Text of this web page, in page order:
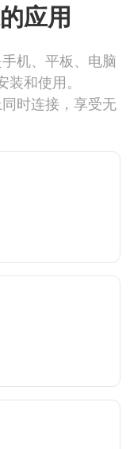
应用
机、平板、电脑
和使用。
时连接，享受无